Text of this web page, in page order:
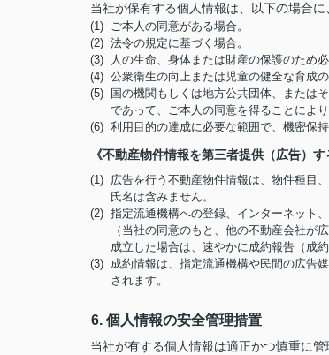
当社が保有する個人情報は、以下の場合に
(1) ご本人の同意がある場合。
(2) 法令の規定に基づく場合。
(3) 人の生命、身体または財産の保護のため
(4) 公衆衛生の向上または児童の健全な育成
(5) 国の機関もしくは地方公共団体、または
であって、ご本人の同意を得ることによ
(6) 利用目的の達成に必要な範囲で、機密保
《不動産物件情報を第三者提供（広告）す
(1) 広告を行う不動産物件情報は、物件種目
氏名は含みません。
(2) 指定流通機構への登録、インターネット
（当社の同意のもと、他の不動産会社
成立した場合は、速やかに成約報告（成
(3) 成約情報は、指定流通機構や民間の広告
されます。
6. 個人情報の安全管理措置
当社が有する個人情報は適正かつ慎重に